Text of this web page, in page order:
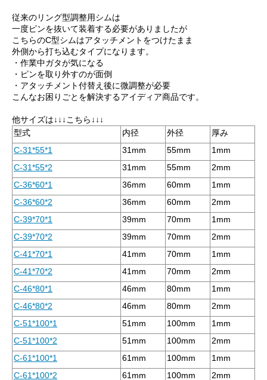
従来のリング型調整用シムは
一度ピンを抜いて装着する必要がありましたが
こちらのC型シムはアタッチメントをつけたまま
外側から打ち込むタイプになります。
・作業中ガタが気になる
・ピンを取り外すのが面倒
・アタッチメント付替え後に微調整が必要
こんなお困りごとを解決するアイディア商品です。
他サイズは↓↓↓こちら↓↓↓
型式
内径 外径
厚み
C-31*55*1
31mm 55mm
1mm
C-31*55*2
31mm 55mm
2mm
C-36*60*1
36mm 60mm
1mm
C-36*60*2
36mm 60mm
2mm
C-39*70*1
39mm 70mm
1mm
C-39*70*2
39mm 70mm
2mm
C-41*70*1
41mm 70mm
1mm
C-41*70*2
41mm 70mm
2mm
C-46*80*1
46mm 80mm
1mm
C-46*80*2
46mm 80mm
2mm
C-51*100*1
51mm 100mm
1mm
C-51*100*2
51mm 100mm
2mm
C-61*100*1
61mm 100mm
1mm
C-61*100*2
61mm 100mm
2mm